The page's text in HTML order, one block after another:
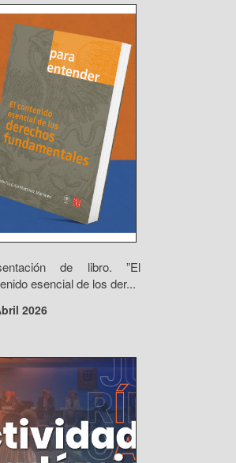
de libro. ”El
esencial de los der...
2026